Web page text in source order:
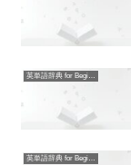
英単語辞典 for Beginners
英単語辞典 for Beginners